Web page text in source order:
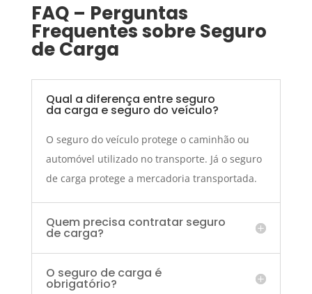
FAQ – Perguntas
Frequentes sobre Seguro
de Carga
Qual a diferença entre seguro
da carga e seguro do veículo?
O seguro do veículo protege o caminhão ou
automóvel utilizado no transporte. Já o seguro
de carga protege a mercadoria transportada.
Quem precisa contratar seguro
de carga?
O seguro de carga é
obrigatório?